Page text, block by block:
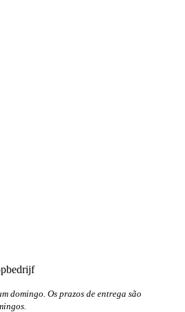
domingo. Os prazos de entrega são